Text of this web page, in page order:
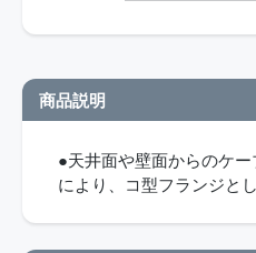
商品説明
●天井面や壁面からのケ
により、コ型フランジと